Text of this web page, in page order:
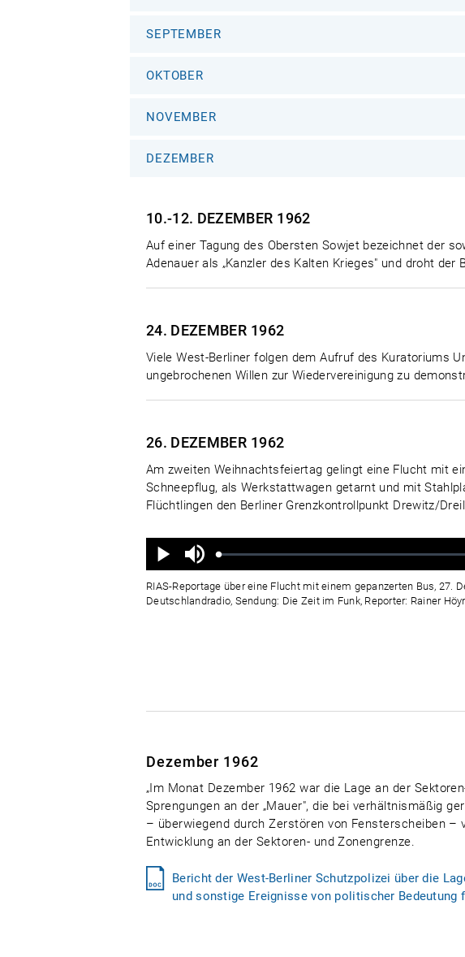
SEPTEMBER
OKTOBER
NOVEMBER
DEZEMBER
10.-12. DEZEMBER 1962
Auf einer Tagung des Obersten Sowjet bezeichnet der
Adenauer als „Kanzler des Kalten Krieges" und droht
24. DEZEMBER 1962
Viele West-Berliner folgen dem Aufruf des Kuratoriums
ungebrochenen Willen zur Wiedervereinigung zu
26. DEZEMBER 1962
Am zweiten Weihnachtsfeiertag gelingt eine Flucht mit
Schneepflug, als Werkstattwagen getarnt und mit
Flüchtlingen den Berliner Grenzkontrollpunkt Drewitz/
Wiedergabe
Ton
aus
Geladen:
Status:
RIAS-Reportage über eine Flucht mit einem gepanzerten Bus, 27.
Deutschlandradio, Sendung: Die Zeit im Funk, Reporter: Rainer
Dezember 1962
„Im Monat Dezember 1962 war die Lage an der
Sprengungen an der „Mauer", die bei verhältnismäßig
– überwiegend durch Zerstören von Fensterscheiben –
Entwicklung an der Sektoren- und Zonengrenze.
Bericht der West-Berliner Schutzpolizei über die
und sonstige Ereignisse von politischer Bedeutung